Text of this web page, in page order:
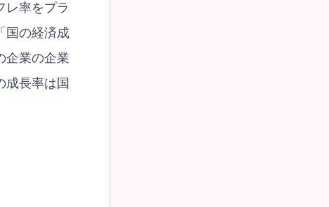
レ率をプラ
国の経済成
企業の企業
成長率は国